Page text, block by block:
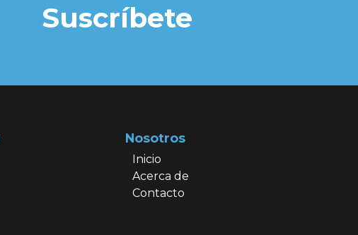
Suscríbete
Nosotros
Inicio
Acerca de
Contacto